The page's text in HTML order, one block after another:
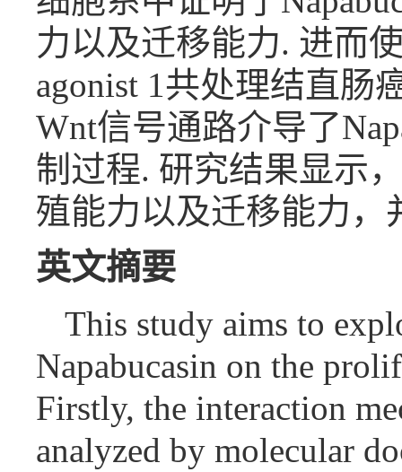
力以及迁移能力. 进而
agonist 1共处理结直肠
Wnt信号通路介导了
制过程. 研究结果显示
殖能力以及迁移能力，
英文摘要
This study aims to
Napabucasin on the
Firstly, the interaction
analyzed by molecular